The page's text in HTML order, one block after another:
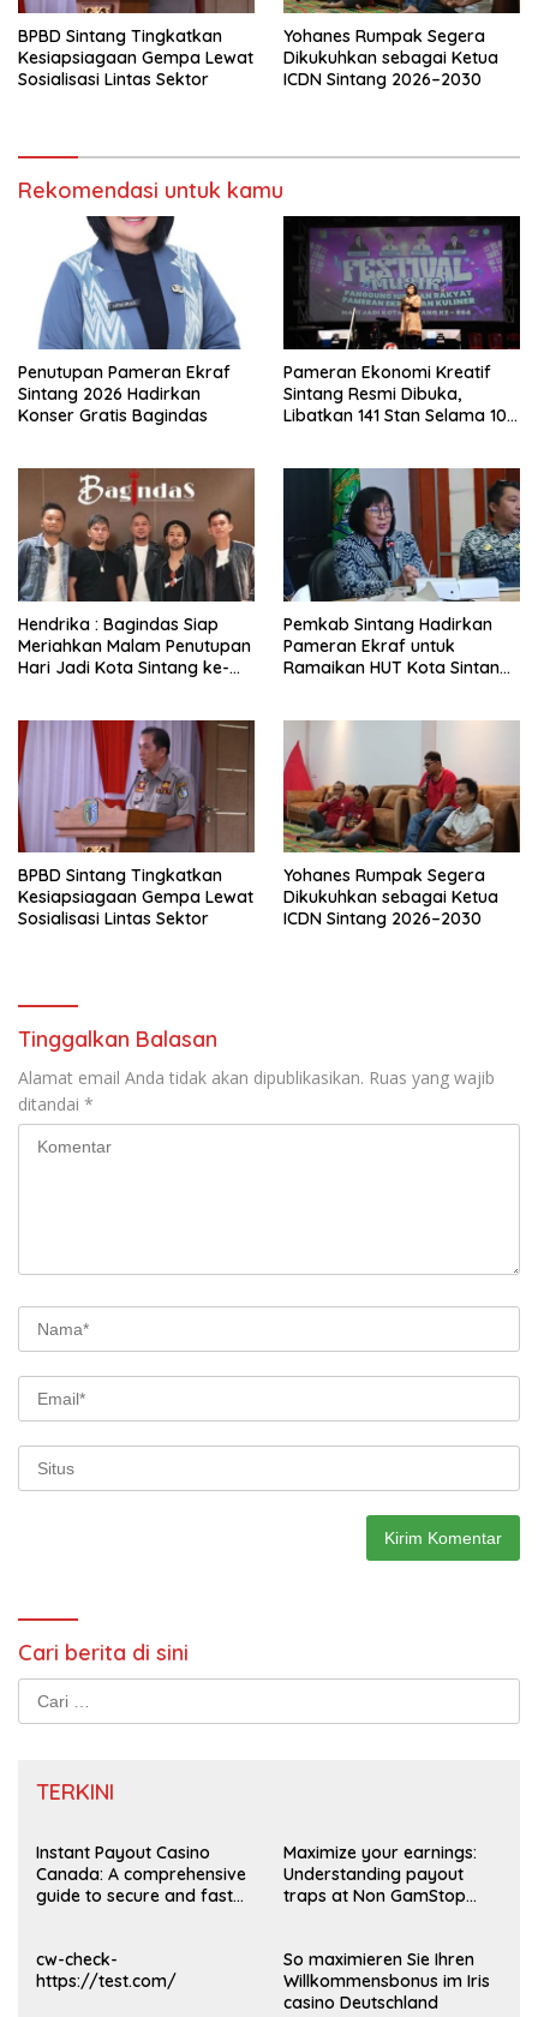
BPBD Sintang Tingkatkan
Kesiapsiagaan Gempa Lewat
Sosialisasi Lintas Sektor
Yohanes Rumpak Segera
Dikukuhkan sebagai Ketua
ICDN Sintang 2026–2030
Rekomendasi untuk kamu
Penutupan Pameran Ekraf
Sintang 2026 Hadirkan
Konser Gratis Bagindas
Pameran Ekonomi Kreatif
Sintang Resmi Dibuka,
Libatkan 141 Stan Selama 10
Hendrika : Bagindas Siap
Meriahkan Malam Penutupan
Hari Jadi Kota Sintang ke-
Pemkab Sintang Hadirkan
Pameran Ekraf untuk
Ramaikan HUT Kota Sintang
BPBD Sintang Tingkatkan
Kesiapsiagaan Gempa Lewat
Sosialisasi Lintas Sektor
Yohanes Rumpak Segera
Dikukuhkan sebagai Ketua
ICDN Sintang 2026–2030
Tinggalkan Balasan
Alamat email Anda tidak akan dipublikasikan. Ruas yang wajib
ditandai *
Cari berita di sini
Cari
untuk:
TERKINI
Instant Payout Casino
Canada: A comprehensive
guide to secure and fast
Maximize your earnings:
Understanding payout
traps at Non GamStop
cw-check-
https://test.com/
So maximieren Sie Ihren
Willkommensbonus im Iris
casino Deutschland